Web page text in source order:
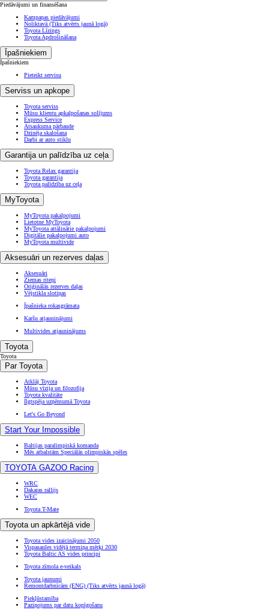
Piedāvājumi un finansēšana
Kampaņas piedāvājumi
Noliktavā (Tiks atvērts jaunā logā)
Toyota Līzings
Toyota Apdrošināšana
Īpašniekiem
Īpašniekiem
Pieteikt servisu
Serviss un apkope
Toyota serviss
Mūsu klientu apkalpošanas solījums
Express Service
Atsaukuma pārbaude
Dzinēja skalošana
Darbi ar auto stiklu
Garantija un palīdzība uz ceļa
Toyota Relax garantija
Toyota garantija
Toyota palīdzība uz ceļa
MyToyota
MyToyota pakalpojumi
Lietotne MyToyota
MyToyota attālinātie pakalpojumi
Digitālie pakalpojumi auto
MyToyota multivide
Aksesuāri un rezerves daļas
Aksesuāri
Ziemas riteņi
Oriģinālās rezerves daļas
Vējstikla slotiņas
Īpašnieka rokasgrāmata
Karšu atjauninājumi
Multivides atjauninājums
Toyota
Toyota
Par Toyota
Atklāj Toyota
Mūsu vīzija un filozofija
Toyota kvalitāte
Ilgtspēja uzņēmumā Toyota
Let's Go Beyond
Start Your Impossible
Baltijas paralimpiskā komanda
Mēs atbalstām Speciālās olimpiskās spēles
TOYOTA GAZOO Racing
WRC
Dakaras rallijs
WEC
Toyota T-Mate
Toyota un apkārtējā vide
Toyota vides izaicinājumi 2050
Vispasaules vidējā termiņa mērķi 2030
Toyota Baltic AS vides principi
Toyota zīmola e-veikals
Toyota jaunumi
Remontdarbnīcām (ENG) (Tiks atvērts jaunā logā)
Piekļūstamība
Paziņojums par datu kopīgošanu